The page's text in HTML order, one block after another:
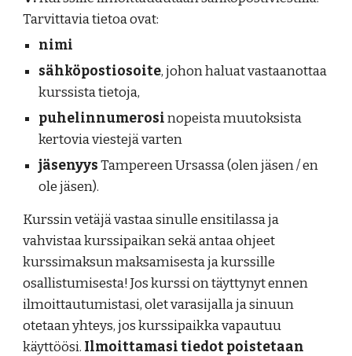
Tarvittavia tietoa ovat:
nimi
sähköpostiosoite, johon haluat vastaanottaa
kurssista tietoja,
puhelinnumerosinopeista muutoksista
kertovia viestejä varten
jäsenyysTampereen Ursassa (olen jäsen / en
ole jäsen).
Kurssin vetäjä vastaa sinulle ensitilassa ja
vahvistaa kurssipaikan sekä antaa ohjeet
kurssimaksun maksamisesta ja kurssille
osallistumisesta! Jos kurssi on täyttynyt ennen
ilmoittautumistasi, olet varasijalla ja sinuun
otetaan yhteys, jos kurssipaikka vapautuu
käyttöösi. Ilmoittamasi tiedot poistetaan